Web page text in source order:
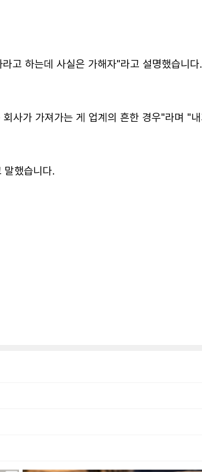
하는데 사실은 가해자"라고 설명했습니
사가 가져가는 게 업계의 흔한 경우"라며 "
말했습니다.